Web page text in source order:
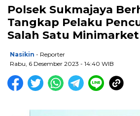
Polsek Sukmajaya
Tangkap Pelaku
Salah Satu
Nasikin - Reporter
Rabu, 6 Desember 2023 - 14:40 WIB